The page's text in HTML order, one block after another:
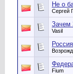
Не о
Сергей
Зачем
Vasil
Fium